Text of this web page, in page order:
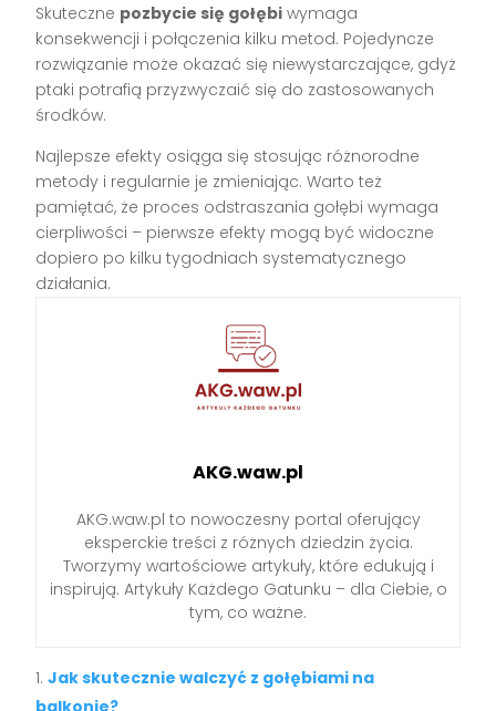
Skuteczne pozbycie się gołębi wymaga
konsekwencji i połączenia kilku metod. Pojedyncze
rozwiązanie może okazać się niewystarczające, gdyż
ptaki potrafią przyzwyczaić się do zastosowanych
środków.
Najlepsze efekty osiąga się stosując różnorodne
metody i regularnie je zmieniając. Warto też
pamiętać, że proces odstraszania gołębi wymaga
cierpliwości – pierwsze efekty mogą być widoczne
dopiero po kilku tygodniach systematycznego
działania.
AKG.waw.pl
AKG.waw.pl to nowoczesny portal oferujący
eksperckie treści z różnych dziedzin życia.
Tworzymy wartościowe artykuły, które edukują i
inspirują. Artykuły Każdego Gatunku – dla Ciebie, o
tym, co ważne.
Jak skutecznie walczyć z gołębiami na
balkonie?